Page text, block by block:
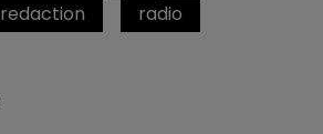
redaction
radio